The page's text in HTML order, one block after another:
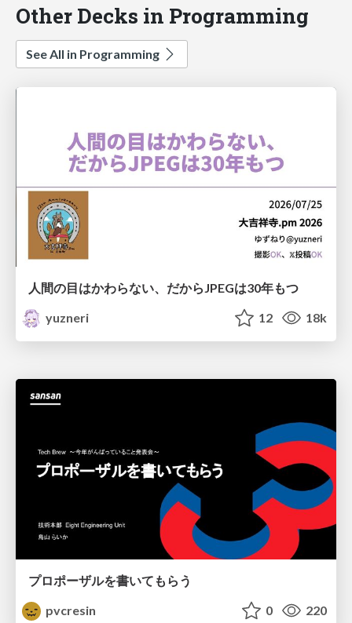
Other Decks in Programming
See All in Programming
人間の目はかわらない、だからJPEGは30年もつ
yuzneri
12 18k
プロポーザルを書いてもらう
pvcresin
0 220